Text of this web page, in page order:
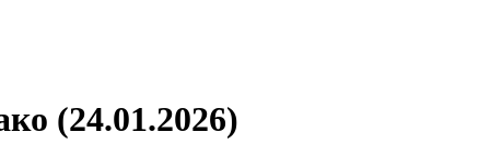
(24.01.2026)